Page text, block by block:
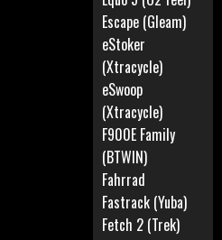
Escape (Gleam)
eStoker
(Xtracycle)
eSwoop
(Xtracycle)
F900E Family
(BTWIN)
Fahrrad
Fastrack (Yuba)
Fetch 2 (Trek)